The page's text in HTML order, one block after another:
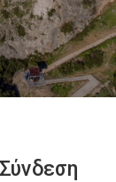
Σύνδεση